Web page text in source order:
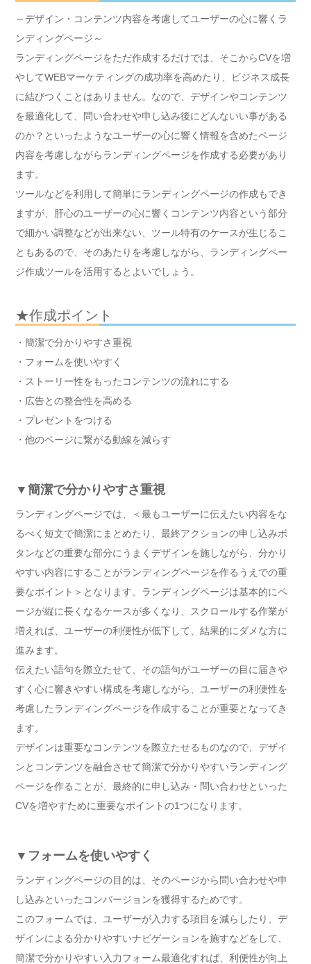
～デザイン・コンテンツ内容を考慮してユーザーの心に響くラ
ンディングページ～
ランディングページをただ作成するだけでは、そこからCVを増
やしてWEBマーケティングの成功率を高めたり、ビジネス成長
に結びつくことはありません。なので、デザインやコンテンツ
を最適化して、問い合わせや申し込み後にどんないい事がある
のか？といったようなユーザーの心に響く情報を含めたページ
内容を考慮しながらランディングページを作成する必要があり
ます。
ツールなどを利用して簡単にランディングページの作成もでき
ますが、肝心のユーザーの心に響くコンテンツ内容という部分
で細かい調整などが出来ない、ツール特有のケースが生じるこ
ともあるので、そのあたりを考慮しながら、ランディングペー
ジ作成ツールを活用するとよいでしょう。
★作成ポイント
・簡潔で分かりやすさ重視
・フォームを使いやすく
・ストーリー性をもったコンテンツの流れにする
・広告との整合性を高める
・プレゼントをつける
・他のページに繋がる動線を減らす
▼簡潔で分かりやすさ重視
ランディングページでは、＜最もユーザーに伝えたい内容をな
るべく短文で簡潔にまとめたり、最終アクションの申し込みボ
タンなどの重要な部分にうまくデザインを施しながら、分かり
やすい内容にすることがランディングページを作るうえでの重
要なポイント＞となります。ランディングページは基本的にペ
ージが縦に長くなるケースが多くなり、スクロールする作業が
増えれば、ユーザーの利便性が低下して、結果的にダメな方に
進みます。
伝えたい語句を際立たせて、その語句がユーザーの目に届きや
すく心に響きやすい構成を考慮しながら、ユーザーの利便性を
考慮したランディングページを作成することが重要となってき
ます。
デザインは重要なコンテンツを際立たせるものなので、デザイ
ンとコンテンツを融合させて簡潔で分かりやすいランディング
ページを作ることが、最終的に申し込み・問い合わせといった
CVを増やすために重要なポイントの1つになります。
▼フォームを使いやすく
ランディングページの目的は、そのページから問い合わせや申
し込みといったコンバージョンを獲得するためです。
このフォームでは、ユーザーが入力する項目を減らしたり、デ
ザインによる分かりやすいナビゲーションを施すなどをして、
簡潔で分かりやすい入力フォーム最適化すれば、利便性が向上